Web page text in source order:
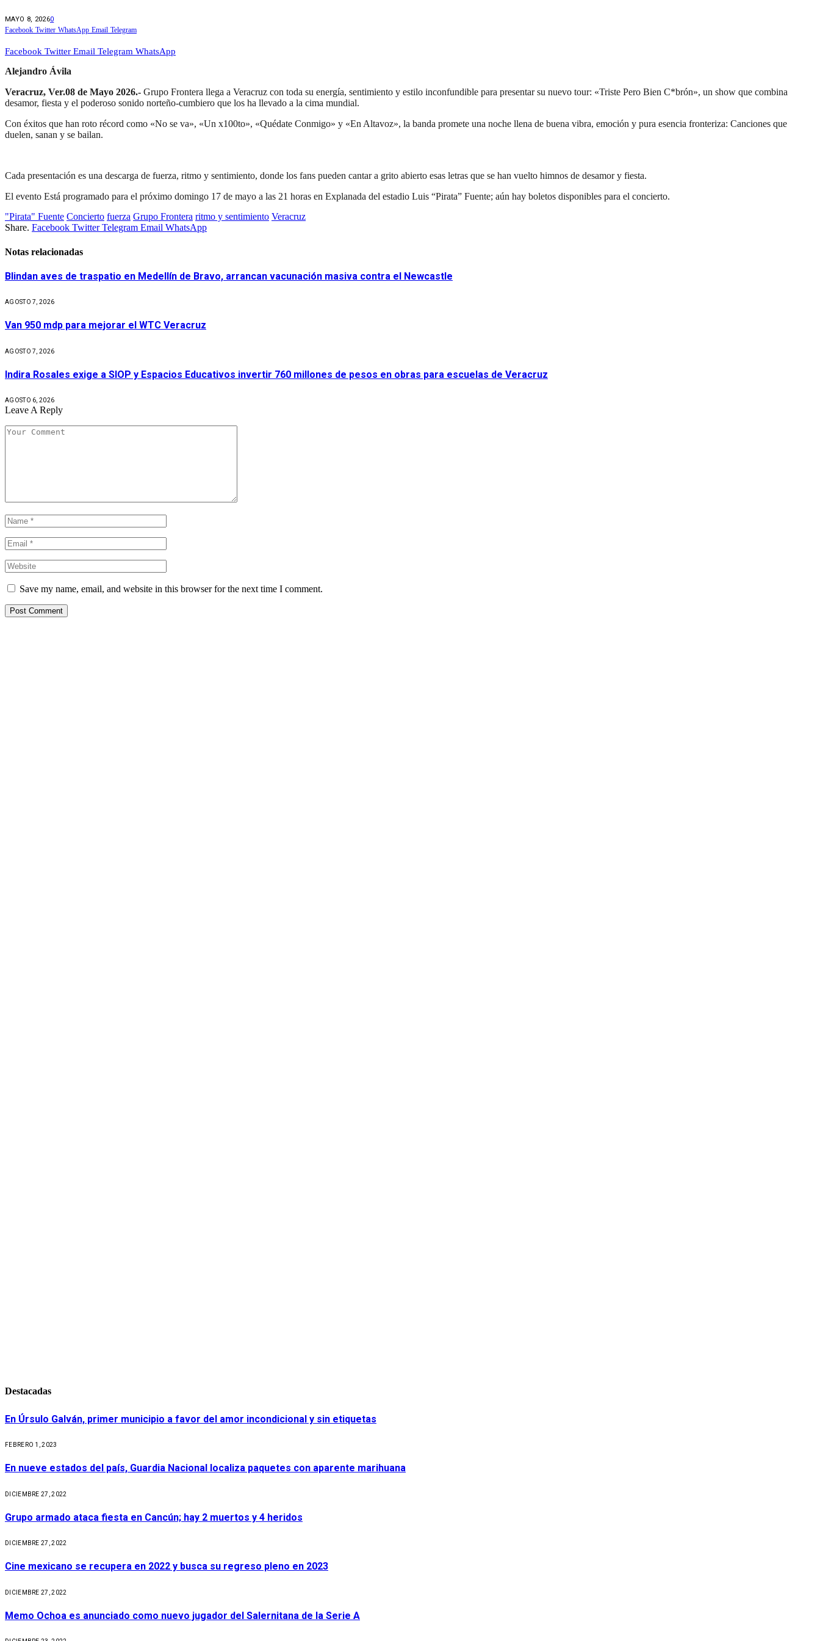
MAYO 8, 20260
Facebook Twitter WhatsApp Email Telegram
Facebook Twitter Email Telegram WhatsApp
Alejandro Ávila
Veracruz, Ver.08 de Mayo 2026.- Grupo Frontera llega a Veracruz con toda su energía, sentimiento y estilo inconfundible para presentar su nuevo tour: «Triste Pero Bien C*brón», un show que combina
desamor, fiesta y el poderoso sonido norteño-cumbiero que los ha llevado a la cima mundial.
Con éxitos que han roto récord como «No se va», «Un x100to», «Quédate Conmigo» y «En Altavoz», la banda promete una noche llena de buena vibra, emoción y pura esencia fronteriza: Canciones que
duelen, sanan y se bailan.
Cada presentación es una descarga de fuerza, ritmo y sentimiento, donde los fans pueden cantar a grito abierto esas letras que se han vuelto himnos de desamor y fiesta.
El evento Está programado para el próximo domingo 17 de mayo a las 21 horas en Explanada del estadio Luis “Pirata” Fuente; aún hay boletos disponibles para el concierto.
"Pirata" Fuente Concierto fuerza Grupo Frontera ritmo y sentimiento Veracruz
Share. Facebook Twitter Telegram Email WhatsApp
Notas relacionadas
Blindan aves de traspatio en Medellín de Bravo, arrancan vacunación masiva contra el Newcastle
AGOSTO 7, 2026
Van 950 mdp para mejorar el WTC Veracruz
AGOSTO 7, 2026
Indira Rosales exige a SIOP y Espacios Educativos invertir 760 millones de pesos en obras para escuelas de Veracruz
AGOSTO 6, 2026
Leave A Reply
Save my name, email, and website in this browser for the next time I comment.
Destacadas
En Úrsulo Galván, primer municipio a favor del amor incondicional y sin etiquetas
FEBRERO 1, 2023
En nueve estados del país, Guardia Nacional localiza paquetes con aparente marihuana
DICIEMBRE 27, 2022
Grupo armado ataca fiesta en Cancún; hay 2 muertos y 4 heridos
DICIEMBRE 27, 2022
Cine mexicano se recupera en 2022 y busca su regreso pleno en 2023
DICIEMBRE 27, 2022
Memo Ochoa es anunciado como nuevo jugador del Salernitana de la Serie A